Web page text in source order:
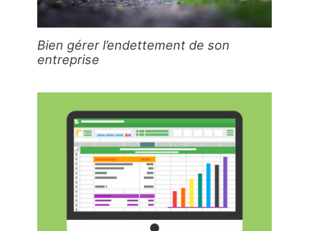
Bien gérer l’endettement de son
entreprise